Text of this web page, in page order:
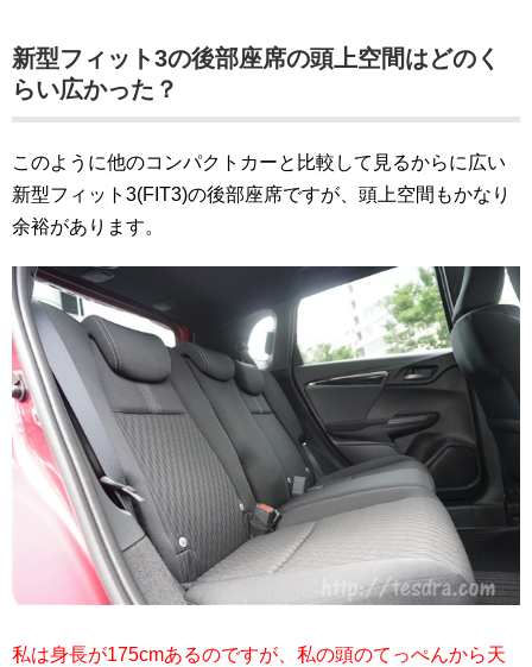
新型フィット3の後部座席の頭上空間はどのく
らい広かった？
このように他のコンパクトカーと比較して見るからに広い
新型フィット3(FIT3)の後部座席ですが、頭上空間もかなり
余裕があります。
私は身長が175cmあるのですが、私の頭のてっぺんから天